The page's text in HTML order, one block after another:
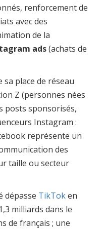
renforcement de
avec des
de la
ads(achats de
sa place de réseau
Z (personnes nées
posts sponsorisés,
Instagram :
représente un
des
taille ou secteur
dépasse TikToken
milliards dans le
de français ; une